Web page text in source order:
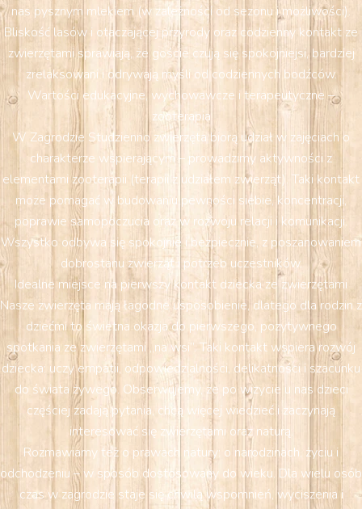
nas pysznym mlekiem (w zależności od sezonu i możliwości).
Bliskość lasów i otaczającej przyrody oraz codzienny kontakt ze
zwierzętami sprawiają, że goście czują się spokojniejsi, bardziej
zrelaksowani i odrywają myśli od codziennych bodźców.
Wartości edukacyjne, wychowawcze i terapeutyczne –
zooterapia
W Zagrodzie Studzienno zwierzęta biorą udział w zajęciach o
charakterze wspierającym – prowadzimy aktywności z
elementami zooterapii (terapii z udziałem zwierząt). Taki kontakt
może pomagać w budowaniu pewności siebie, koncentracji,
poprawie samopoczucia oraz w rozwoju relacji i komunikacji.
Wszystko odbywa się spokojnie i bezpiecznie, z poszanowaniem
dobrostanu zwierząt i potrzeb uczestników.
Idealne miejsce na pierwszy kontakt dziecka ze zwierzętami
Nasze zwierzęta mają łagodne usposobienie, dlatego dla rodzin z
dziećmi to świetna okazja do pierwszego, pozytywnego
spotkania ze zwierzętami „na wsi”. Taki kontakt wspiera rozwój
dziecka: uczy empatii, odpowiedzialności, delikatności i szacunku
do świata żywego. Obserwujemy, że po wizycie u nas dzieci
częściej zadają pytania, chcą więcej wiedzieć i zaczynają
interesować się zwierzętami oraz naturą.
Rozmawiamy też o prawach natury: o narodzinach, życiu i
odchodzeniu – w sposób dostosowany do wieku. Dla wielu osób
czas w zagrodzie staje się chwilą wspomnień, wyciszenia i